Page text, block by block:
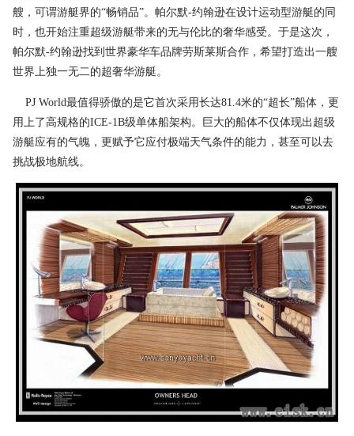
艘，可谓游艇界的“畅销品”。帕尔默-约翰逊在设计运动型游艇的同
时，也开始注重超级游艇带来的无与伦比的奢华感受。于是这次，
帕尔默-约翰逊找到世界豪华车品牌劳斯莱斯合作，希望打造出一艘
世界上独一无二的超奢华游艇。
PJ World最值得骄傲的是它首次采用长达81.4米的“超长”船体，更
用上了高规格的ICE-1B级单体船架构。巨大的船体不仅体现出超级
游艇应有的气魄，更赋予它应付极端天气条件的能力，甚至可以去
挑战极地航线。